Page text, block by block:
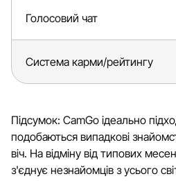
Голосовий чат
Система карми/рейтингу
Підсумок: CamGo ідеально
подобаються випадкові
віч. На відміну від типових
з'єднує незнайомців з усього